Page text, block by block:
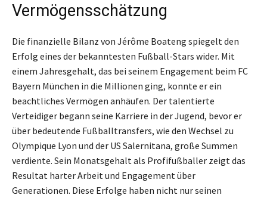
Vermögensschätzung
Die finanzielle Bilanz von Jérôme Boateng spiegelt den
Erfolg eines der bekanntesten Fußball-Stars wider. Mit
einem Jahresgehalt, das bei seinem Engagement beim FC
Bayern München in die Millionen ging, konnte er ein
beachtliches Vermögen anhäufen. Der talentierte
Verteidiger begann seine Karriere in der Jugend, bevor er
über bedeutende Fußballtransfers, wie den Wechsel zu
Olympique Lyon und der US Salernitana, große Summen
verdiente. Sein Monatsgehalt als Profifußballer zeigt das
Resultat harter Arbeit und Engagement über
Generationen. Diese Erfolge haben nicht nur seinen